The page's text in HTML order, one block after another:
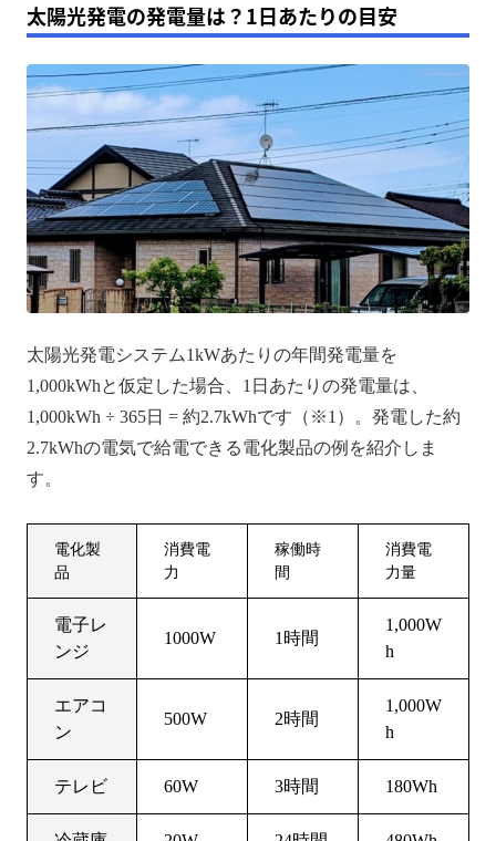
太陽光発電の発電量は？1日あたりの目安
太陽光発電システム1kWあたりの年間発電量を
1,000kWhと仮定した場合、1日あたりの発電量は、
1,000kWh ÷ 365日 = 約2.7kWhです（※1）。発電した約
2.7kWhの電気で給電できる電化製品の例を紹介しま
す。
電化製
品
消費電
力
稼働時
間
消費電
力量
電子レ
ンジ
1000W 1時間
1,000W
h
エアコ
ン
500W 2時間
1,000W
h
テレビ 60W 3時間 180Wh